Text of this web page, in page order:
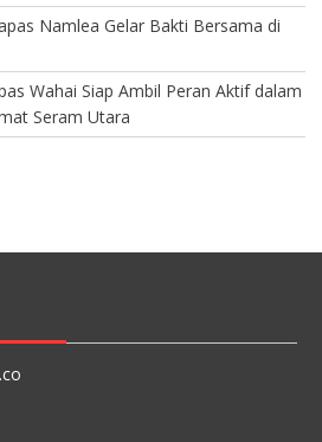
Namlea Gelar Bakti Bersama di
Wahai Siap Ambil Peran Aktif dalam
Seram Utara